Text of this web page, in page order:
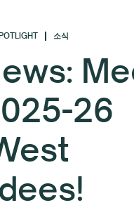
소식
26